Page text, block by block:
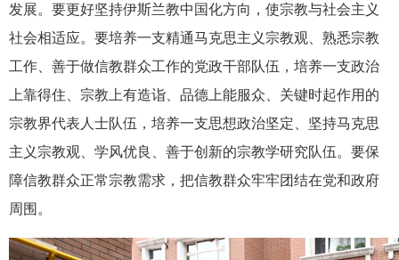
发展。要更好坚持伊斯兰教中国化方向，使宗教与社会主义
社会相适应。要培养一支精通马克思主义宗教观、熟悉宗教
工作、善于做信教群众工作的党政干部队伍，培养一支政治
上靠得住、宗教上有造诣、品德上能服众、关键时起作用的
宗教界代表人士队伍，培养一支思想政治坚定、坚持马克思
主义宗教观、学风优良、善于创新的宗教学研究队伍。要保
障信教群众正常宗教需求，把信教群众牢牢团结在党和政府
周围。